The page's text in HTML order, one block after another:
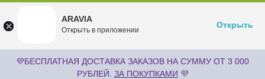
undefined
Бесплатноru.aravia.new
Открыть
💜БЕСПЛАТНАЯ ДОСТАВКА ЗАКАЗОВ НА СУММУ ОТ 3 000
РУБЛЕЙ. ЗА ПОКУПКАМИ 💜
ARAVIA
Открыть в приложении
Открыть